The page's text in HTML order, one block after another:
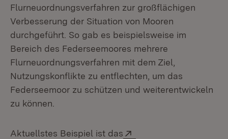
Flurneuordnungsverfahren zur großflächigen
Verbesserung der Situation von Mooren
durchgeführt. So gab es beispielsweise im
Bereich des Federseemoores mehrere
Flurneuordnungsverfahren mit dem Ziel,
Nutzungskonflikte zu entflechten, um das
Federseemoor zu schützen und weiterentwickeln
zu können.
Aktuellstes Beispiel ist das